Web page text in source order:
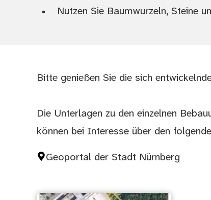
Nutzen Sie Baumwurzeln, Steine
Bitte genießen Sie die sich
Die Unterlagen zu den einzelnen
können bei Interesse über den
Geoportal der Stadt Nürnberg